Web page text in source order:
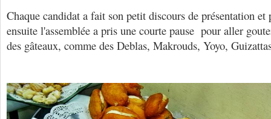
Chaque candidat a fait son petit discours de présentation et
ensuite l'assemblée a pris une courte pause pour aller
des gâteaux, comme des Deblas, Makrouds, Yoyo,